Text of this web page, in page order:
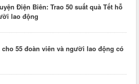
Điện Biên: Trao 50 suất quà Tết hỗ
lao động
55 đoàn viên và người lao động có